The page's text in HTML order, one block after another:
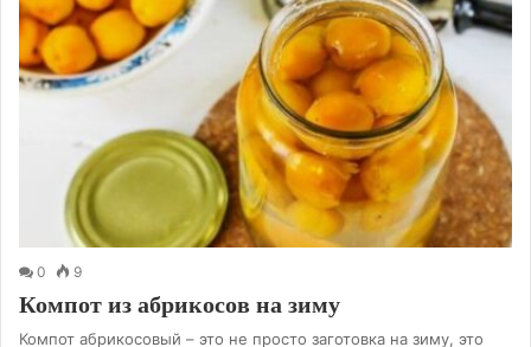
0 9
Компот из абрикосов на зиму
Компот абрикосовый – это не просто заготовка на зиму, это